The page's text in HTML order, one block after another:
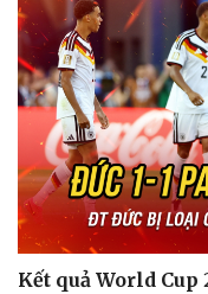
Kết quả World